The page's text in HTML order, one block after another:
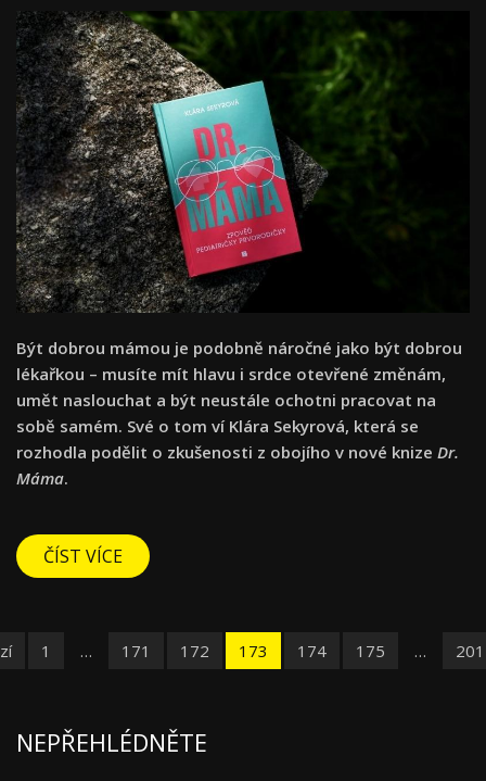
Být dobrou mámou je podobně náročné jako být dobrou
lékařkou – musíte mít hlavu i srdce otevřené změnám,
umět naslouchat a být neustále ochotni pracovat na
sobě samém. Své o tom ví Klára Sekyrová, která se
rozhodla podělit o zkušenosti z obojího v nové knize Dr.
Máma.
ČÍST VÍCE
1 … 171 172 173 174 175 … 201
NEPŘEHLÉDNĚTE